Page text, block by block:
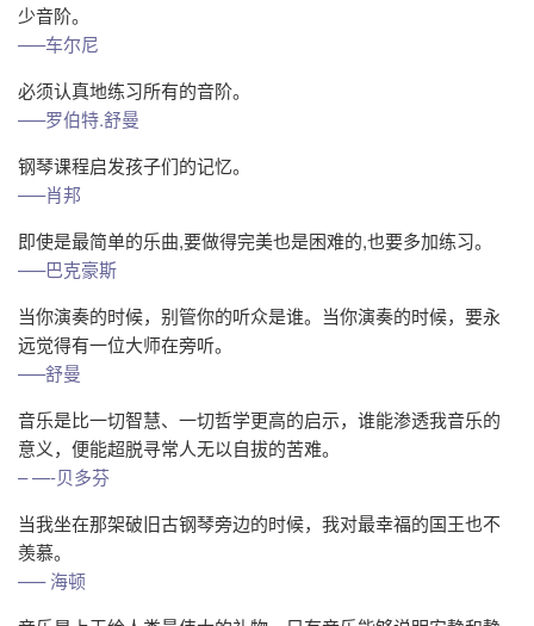
少音阶。
—–车尔尼
必须认真地练习所有的音阶。
—–罗伯特.舒曼
钢琴课程启发孩子们的记忆。
—–肖邦
即使是最简单的乐曲,要做得完美也是困难的,也要多加练习。
—–巴克豪斯
当你演奏的时候，别管你的听众是谁。当你演奏的时候，要永
远觉得有一位大师在旁听。
—–舒曼
音乐是比一切智慧、一切哲学更高的启示，谁能渗透我音乐的
意义，便能超脱寻常人无以自拔的苦难。
– —-贝多芬
当我坐在那架破旧古钢琴旁边的时候，我对最幸福的国王也不
羡慕。
—– 海顿